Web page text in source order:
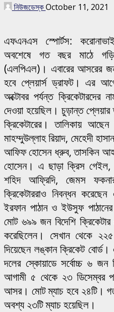
নিউজডেস্কOctober 11, 2021
এফএনএস স্পোর্টস:
অবশেষে গত বছর মাঠে
(এলপিএল)। এবারের আসরের
হবে প্লেয়ার্স ড্রাফট। এর
অক্টোবর পর্যন্ত ক্রিকেটারদের
দেওয়া হয়েছিল। চুড়ান্ত প্লেয়ার
ক্রিকেটারের। তালিকায় আছেন
মাহম্দুউল্লাহ রিয়াদ, মেহেদী
আফিফ হোসেন ধ্রুব, তাসকিন
হোসেন। এ ছাড়া ক্রিস গেইল,
শহিদ আফ্রিদি, জেমস
ক্রিকেটাররাও নিবন্ধন
ইরফান পাঠান ও ইউসুফ
মোট ৬৯৯ জন বিদেশি ক্রিকেটার
করেছিলেন। সেখান থেকে
দিয়েছেন লঙ্কান ক্রিকেট
দলের স্কোয়াডে সর্বোচ্চ ৬ জন
আগামী ৫ থেকে ২৩ ডিসেম্বর
আসর। মোট ম্যাচ হবে ২৪টি।
অবশ্য ২৩টি ম্যাচ হয়েছিল।